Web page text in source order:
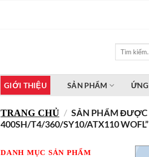
GIỚI THIỆU SẢN PHẨM
TRANG CHỦ / SẢN PHẨM ĐƯỢC
400SH/T4/360/SY10/ATX110 WOFL”
DANH MỤC SẢN PHẨM